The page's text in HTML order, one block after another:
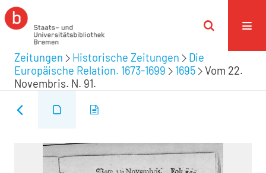
Zeitungen Historische Zeitungen
Die
Europäische Relation. 1673-1699
1695
Vom 22.
Novembris. N. 91.